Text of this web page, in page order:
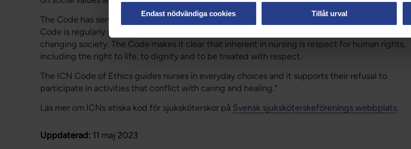
Endast nödvändiga cookies Tillåt urval
The Code has served as the standard for nurses worldwide since it was first adopted in 1953. The
Code is regularly reviewed and revised in response to the realities of nursing and health care in a
changing society. The Code makes it clear that inherent in nursing is respect for human rights,
including the right to life, to dignity and to be treated with respect.
The ICN Code of Ethics guides nurses in everyday choices and it supports their refusal to
participate in activities that conflict with caring and healing."
Läs mer om ICNs etiska kod för sjuksköterskor på Svensk sjuksköterskeförenings webbplats.
Uppdaterad: 11 maj 2023